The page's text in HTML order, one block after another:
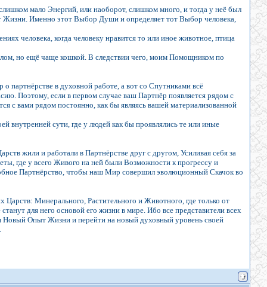
мало Энергий, или наоборот, слишком много, и тогда у неё был
Именно этот Выбор Души и определяет тот Выбор человека,
человека, когда человеку нравится то или иное животное, птица
но ещё чаще кошкой. В следствии чего, моим Помощником по
в духовной работе, а вот со Спутниками всё
Поэтому, если в первом случае ваш Партнёр появляется рядом с
с вами рядом постоянно, как бы являясь вашей материализованной
внутренней сути, где у людей как бы проявлялись те или иные
жили и работали в Партнёрстве друг с другом, Усиливая себя за
где у всего Живого на ней были Возможности к прогрессу и
Партнёрство, чтобы наш Мир совершил эволюционный Скачок во
Минерального, Растительного и Животного, где только от
для него основой его жизни в мире. Ибо все представители всех
Опыт Жизни и перейти на новый духовный уровень своей